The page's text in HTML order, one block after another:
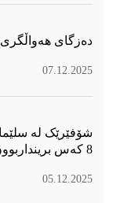
دەزگای هەواڵگری
07.12.2025
شۆفێرێک لە
8 کەس برینداربوون
05.12.2025